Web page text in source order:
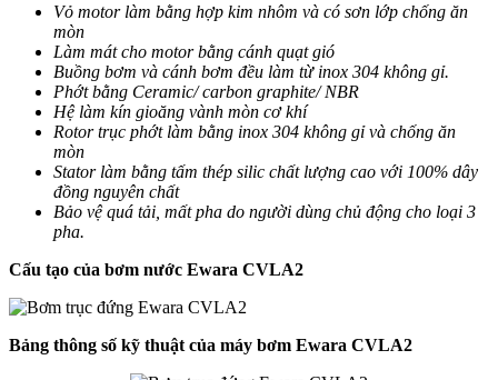
Vỏ motor làm bằng hợp kim nhôm và có sơn lớp chống ăn
mòn
Làm mát cho motor bằng cánh quạt gió
Buồng bơm và cánh bơm đều làm từ inox 304 không gỉ.
Phớt bằng Ceramic/ carbon graphite/ NBR
Hệ làm kín gioăng vành mòn cơ khí
Rotor trục phớt làm bằng inox 304 không gỉ và chống ăn
mòn
Stator làm bằng tấm thép silic chất lượng cao với 100% dây
đồng nguyên chất
Bảo vệ quá tải, mất pha do người dùng chủ động cho loại 3
pha.
Cấu tạo của bơm nước Ewara CVLA2
Bảng thông số kỹ thuật của máy bơm Ewara CVLA2